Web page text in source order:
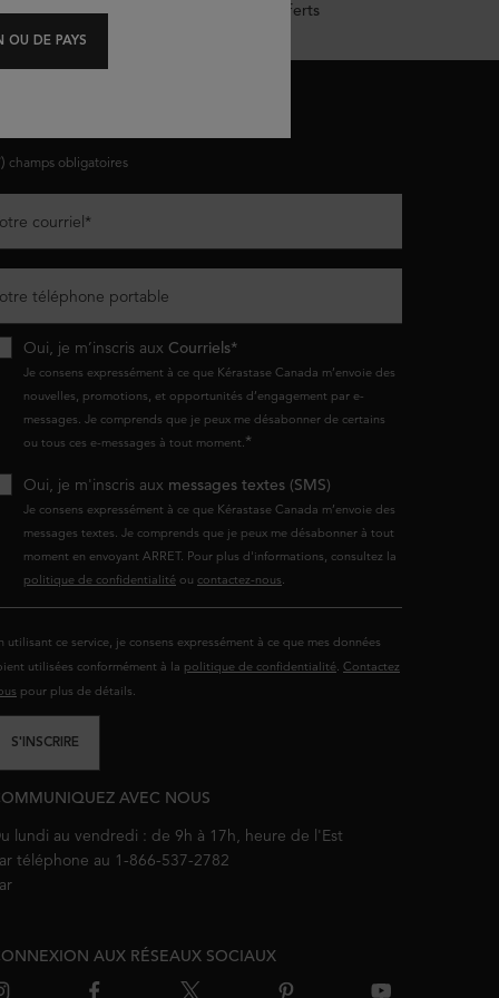
Échantillons offerts
champs obligatoires
courriel*
téléphone portable
Oui, je m’inscris aux Courriels*
Je consens expressément à ce que Kérastase Canada m’envoie des
nouvelles, promotions, et opportunités d’engagement par e-
messages. Je comprends que je peux me désabonner de certains
ou tous ces e-messages à tout moment.*
Oui, je m'inscris aux messages textes (SMS)
Je consens expressément à ce que Kérastase Canada m’envoie des
messages textes. Je comprends que je peux me désabonner à tout
moment en envoyant ARRET. Pour plus d'informations, consultez la
politique de confidentialité ou contactez-nous.
utilisant ce service, je consens expressément à ce que mes données
utilisées conformément à la politique de confidentialité. Contactez
pour plus de détails.
S'INSCRIRE
AVEC NOUS
lundi au vendredi : de 9h à 17h, heure de l'Est
téléphone au 1-866-537-2782
AUX RÉSEAUX SOCIAUX
OU DE PAYS